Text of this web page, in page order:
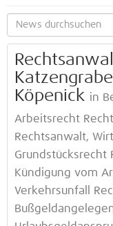
Köpenick in
Arbeitsrecht
Rechtsanwalt,
Grundstücksrecht
Kündigung vom
Verkehrsunfall